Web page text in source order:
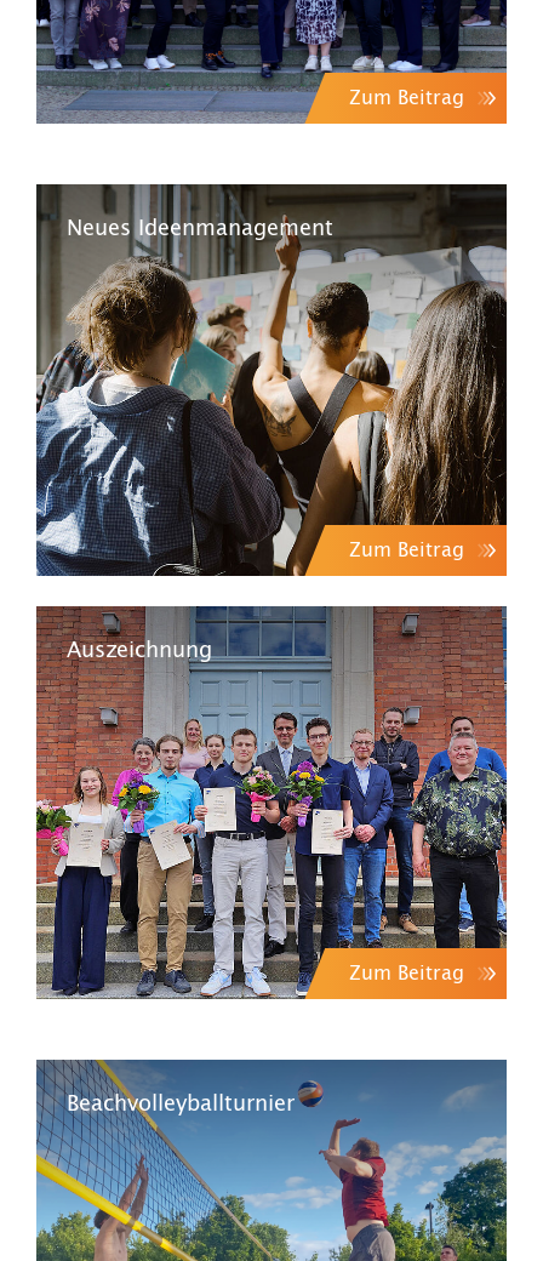
Zum Beitrag
Neues Ideenmanagement
Zum Beitrag
Auszeichnung
Zum Beitrag
Beachvolleyballturnier